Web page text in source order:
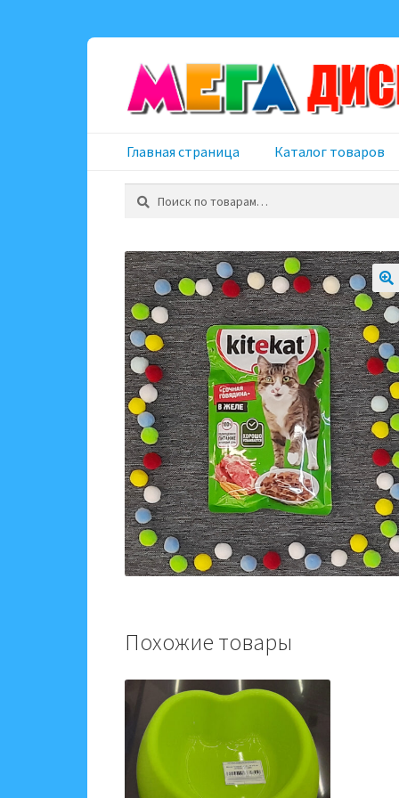
навигации
содержимому
Главная страница Каталог товаров
Искать:
Похожие товары